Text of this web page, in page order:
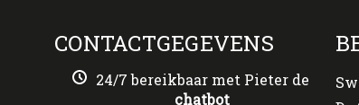
CONTACTGEGEVENS
24/7 bereikbaar met Pieter de
chatbot